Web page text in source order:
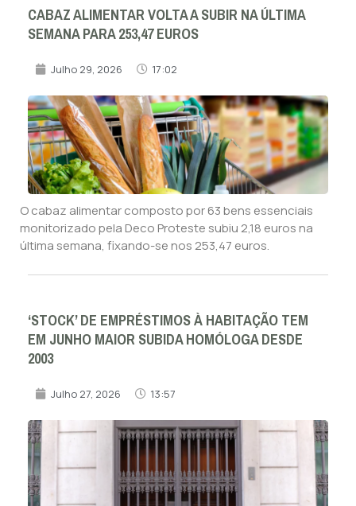
CABAZ ALIMENTAR VOLTA A SUBIR NA ÚLTIMA
SEMANA PARA 253,47 EUROS
Julho 29, 2026 17:02
O cabaz alimentar composto por 63 bens essenciais
monitorizado pela Deco Proteste subiu 2,18 euros na
última semana, fixando-se nos 253,47 euros.
‘STOCK’ DE EMPRÉSTIMOS À HABITAÇÃO TEM
EM JUNHO MAIOR SUBIDA HOMÓLOGA DESDE
2003
Julho 27, 2026 13:57